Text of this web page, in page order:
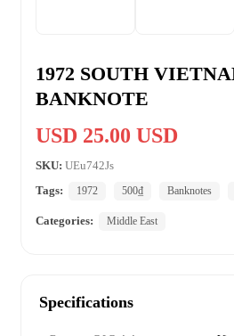
1972 SOUTH
BANKNOTE
USD 25.00 USD
SKU: UEu742Js
Tags:
1972 500₫ Banknotes
Categories: Middle East
Specifications